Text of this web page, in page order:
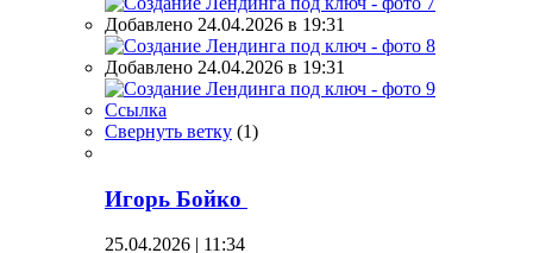
Добавлено 24.04.2026 в 19:31
Добавлено 24.04.2026 в 19:31
Ссылка
Свернуть ветку (1)
Игорь Бойко
25.04.2026 | 11:34